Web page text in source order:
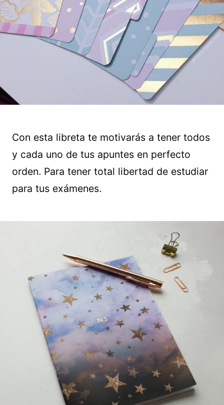
Con esta libreta te motivarás a tener todos
y cada uno de tus apuntes en perfecto
orden. Para tener total libertad de estudiar
para tus exámenes.